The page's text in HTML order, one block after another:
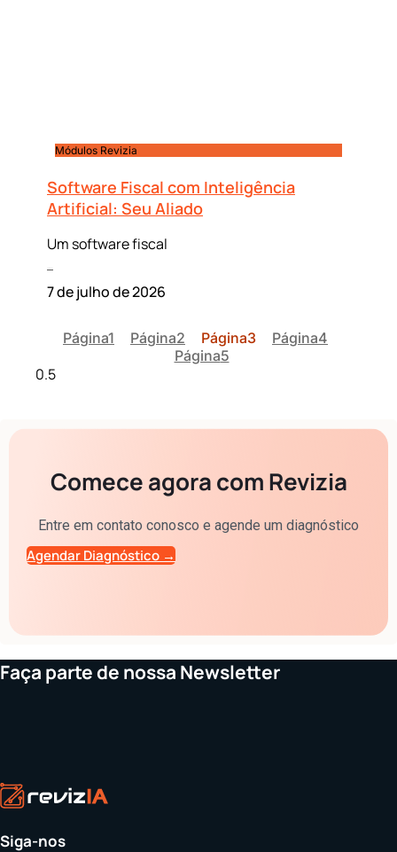
Módulos Revizia
Software Fiscal com Inteligência
Artificial: Seu Aliado
Um software fiscal
7 de julho de 2026
Página1 Página2 Página3 Página4
Página5
Comece agora com Revizia
Entre em contato conosco e agende um diagnóstico
Agendar Diagnóstico →
Faça parte de nossa Newsletter
Siga-nos